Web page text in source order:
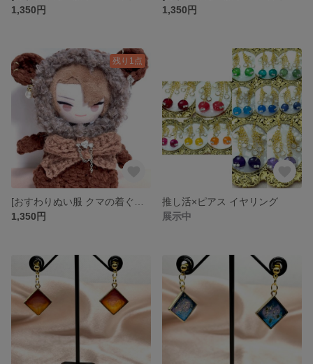
1,350円
1,350円
残り1点
1,350円
推し活×ピアス イヤリング
展示中